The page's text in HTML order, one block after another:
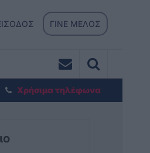
ΓΙΝΕ ΜΕΛΟΣ
Χρήσιμα τηλέφωνα